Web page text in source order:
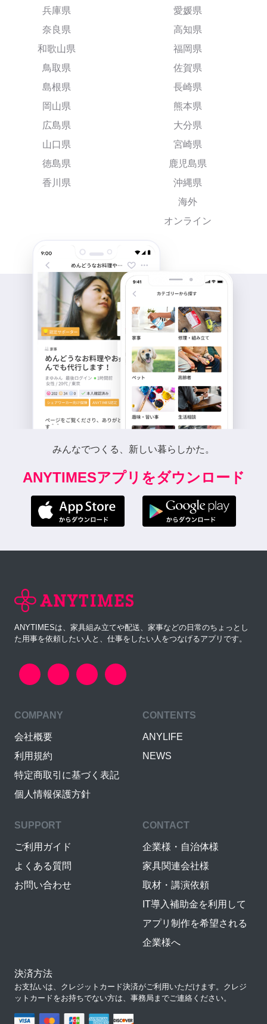
兵庫県
奈良県
和歌山県
鳥取県
島根県
岡山県
広島県
山口県
徳島県
香川県
愛媛県
高知県
福岡県
佐賀県
長崎県
熊本県
大分県
宮崎県
鹿児島県
沖縄県
海外
オンライン
みんなでつくる、新しい暮らしかた。
ANYTIMESアプリをダウンロード
ANYTIMESは、家具組み立てや配送、家事などの日常のちょっとし
た用事を依頼したい人と、仕事をしたい人をつなげるアプリです。
COMPANY
会社概要
利用規約
特定商取引に基づく表記
個人情報保護方針
CONTENTS
ANYLIFE
NEWS
SUPPORT
ご利用ガイド
よくある質問
お問い合わせ
CONTACT
企業様・自治体様
家具関連会社様
取材・講演依頼
IT導入補助金を利用して
アプリ制作を希望される
企業様へ
決済方法
お支払いは、クレジットカード決済がご利用いただけます。クレジ
ットカードをお持ちでない方は、事務局までご連絡ください。